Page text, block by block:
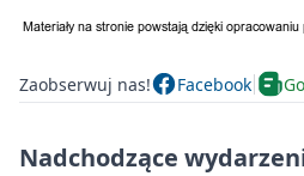
Zaobserwuj nas! Facebook
Nadchodzące